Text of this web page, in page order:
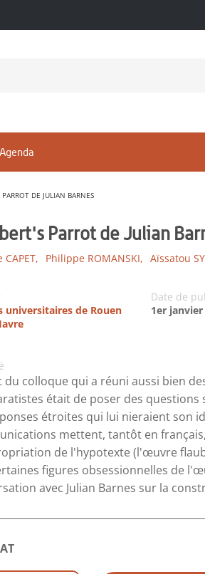
Agenda
PARROT DE JULIAN BARNES
Parrot de Julian
Philippe ROMANSKI, Aïssatou
universitaires de Rouen
Date de
1er janvier
du colloque qui a réuni aussi bien
était de poser des questions
étroites qui lui nieraient son
mettent, tantôt en
de l'hypotexte (l'œuvre
figures obsessionnelles de
avec Julian Barnes sur la